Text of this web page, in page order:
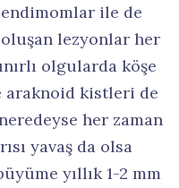
ile de
lezyonlar her
olgularda köşe
araknoid kistleri de
her zaman
yavaş da olsa
yıllık 1-2 mm